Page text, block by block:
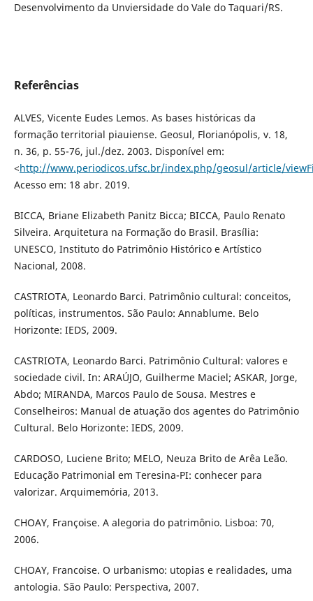
Desenvolvimento da Unviersidade do Vale do Taquari/RS.
Referências
ALVES, Vicente Eudes Lemos. As bases históricas da
formação territorial piauiense. Geosul, Florianópolis, v. 18,
n. 36, p. 55-76, jul./dez. 2003. Disponível em:
<http://www.periodicos.ufsc.br/index.php/geosul/article/
Acesso em: 18 abr. 2019.
BICCA, Briane Elizabeth Panitz Bicca; BICCA, Paulo Renato
Silveira. Arquitetura na Formação do Brasil. Brasília:
UNESCO, Instituto do Patrimônio Histórico e Artístico
Nacional, 2008.
CASTRIOTA, Leonardo Barci. Patrimônio cultural: conceitos,
políticas, instrumentos. São Paulo: Annablume. Belo
Horizonte: IEDS, 2009.
CASTRIOTA, Leonardo Barci. Patrimônio Cultural: valores e
sociedade civil. In: ARAÚJO, Guilherme Maciel; ASKAR, Jorge,
Abdo; MIRANDA, Marcos Paulo de Sousa. Mestres e
Conselheiros: Manual de atuação dos agentes do Patrimônio
Cultural. Belo Horizonte: IEDS, 2009.
CARDOSO, Luciene Brito; MELO, Neuza Brito de Arêa Leão.
Educação Patrimonial em Teresina-PI: conhecer para
valorizar. Arquimemória, 2013.
CHOAY, Françoise. A alegoria do patrimônio. Lisboa: 70,
2006.
CHOAY, Francoise. O urbanismo: utopias e realidades, uma
antologia. São Paulo: Perspectiva, 2007.